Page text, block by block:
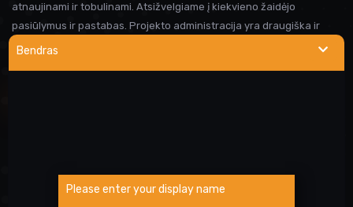
Bendras
Please enter your display name
atnaujinami ir tobulinami. Atsižvelgiame į kiekvieno žaidėjo
pasiūlymus ir pastabas. Projekto administracija yra draugiška ir
visada linkusi padėti prireikus pagalbos. Iki susitikimo serveryje!
Atsiblokavimo anketa